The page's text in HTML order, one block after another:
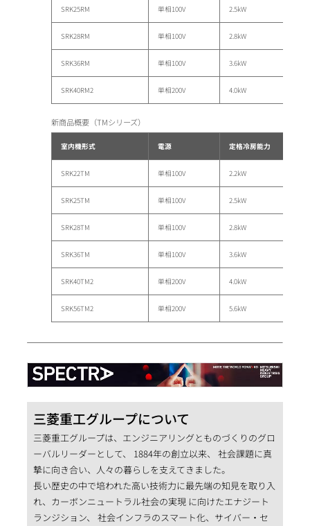
SRK25RM 単相100V 2.5kW
SRK28RM 単相100V 2.8kW
SRK36RM 単相100V 3.6kW
SRK40RM2 単相200V 4.0kW
新商品概要（TMシリーズ）
室内機形式 電源 定格冷房能力
SRK22TM 単相100V 2.2kW
SRK25TM 単相100V 2.5kW
SRK28TM 単相100V 2.8kW
SRK36TM 単相100V 3.6kW
SRK40TM2 単相200V 4.0kW
SRK56TM2 単相200V 5.6kW
三菱重工グループについて
三菱重工グループは、エンジニアリングとものづくりのグロ
ーバルリーダーとして、 1884年の創立以来、 社会課題に真
摯に向き合い、人々の暮らしを支えてきました。
長い歴史の中で培われた高い技術力に最先端の知見を取り入
れ、カーボンニュートラル社会の実現 に向けたエナジート
ランジション、 社会インフラのスマート化、サイバー・セ